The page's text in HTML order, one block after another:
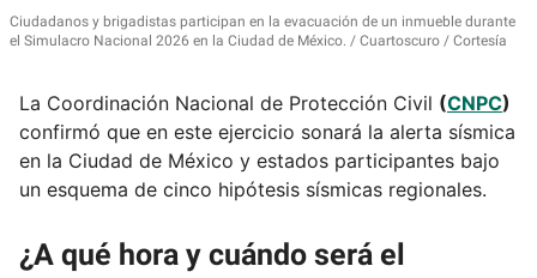
Ciudadanos y brigadistas participan en la evacuación de un inmueble durante
el Simulacro Nacional 2026 en la Ciudad de México.
Cuartoscuro / Cortesía
La Coordinación Nacional de Protección Civil (CNPC)
confirmó que en este ejercicio sonará la alerta sísmica
en la Ciudad de México y estados participantes bajo
un esquema de cinco hipótesis sísmicas regionales.
¿A qué hora y cuándo será el